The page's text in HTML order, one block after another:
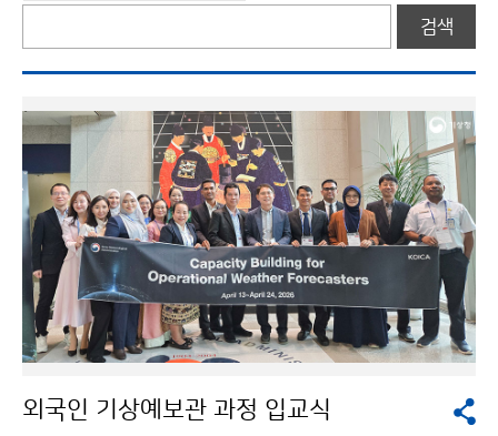
검색
외국인 기상예보관 과정 입교식